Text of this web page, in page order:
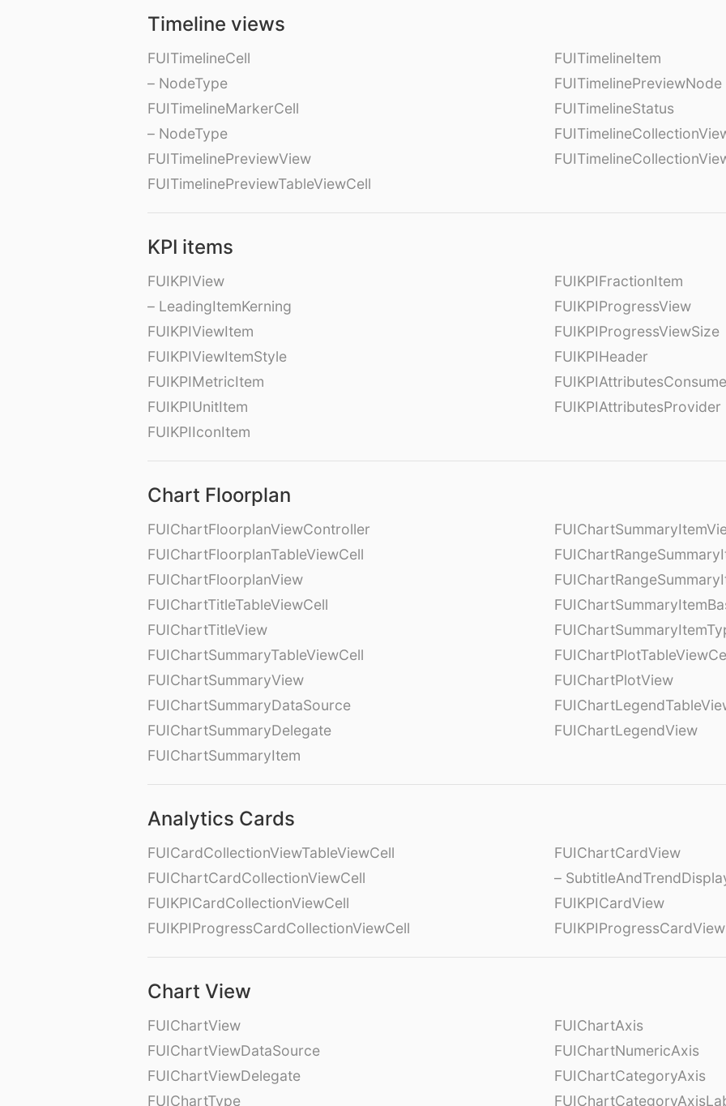
Timeline views
FUITimelineCell
– NodeType
FUITimelineMarkerCell
– NodeType
FUITimelinePreviewView
FUITimelinePreviewTableViewCell
FUITimelineItem
FUITimelinePreviewNode
FUITimelineStatus
KPI items
FUIKPIView
– LeadingItemKerning
FUIKPIViewItem
FUIKPIViewItemStyle
FUIKPIMetricItem
FUIKPIUnitItem
FUIKPIIconItem
FUIKPIFractionItem
FUIKPIProgressView
FUIKPIProgressViewSize
FUIKPIHeader
FUIKPIAttributesProvider
Chart Floorplan
FUIChartFloorplanViewController
FUIChartFloorplanTableViewCell
FUIChartFloorplanView
FUIChartTitleTableViewCell
FUIChartTitleView
FUIChartSummaryTableViewCell
FUIChartSummaryView
FUIChartSummaryDataSource
FUIChartSummaryDelegate
FUIChartSummaryItem
FUIChartPlotView
FUIChartLegendView
Analytics Cards
FUICardCollectionViewTableViewCell
FUIChartCardCollectionViewCell
FUIKPICardCollectionViewCell
FUIKPIProgressCardCollectionViewCell
FUIChartCardView
–
FUIKPICardView
FUIKPIProgressCardView
Chart View
FUIChartView
FUIChartViewDataSource
FUIChartViewDelegate
FUIChartType
FUIChartAxis
FUIChartNumericAxis
FUIChartCategoryAxis